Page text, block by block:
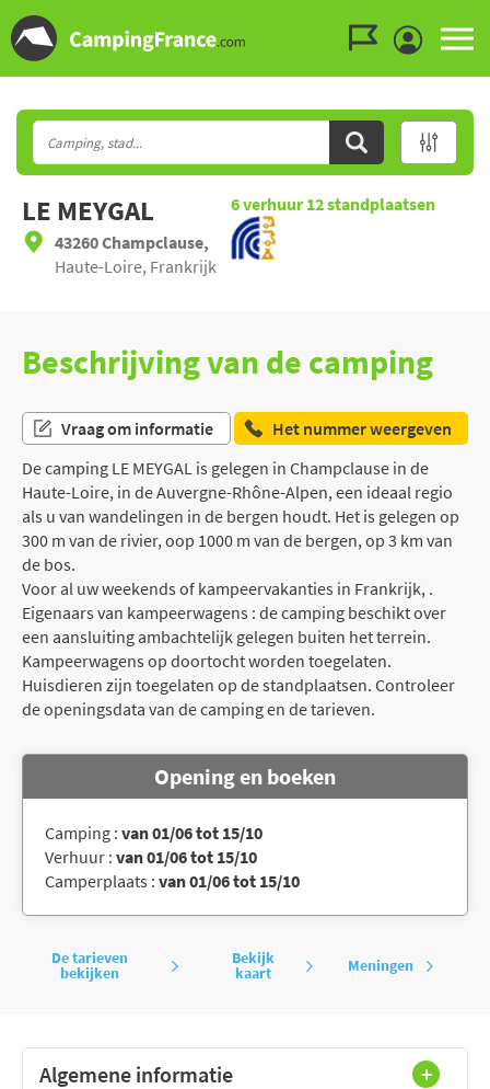
LE MEYGAL
43260 Champclause,
Haute-Loire, Frankrijk
6verhuur12standplaatsen
Beschrijving van de camping
Vraag om informatie
Het nummer weergeven
De camping LE MEYGAL is gelegen in Champclause in de
Haute-Loire, in de Auvergne-Rhône-Alpen, een ideaal regio
als u van wandelingen in de bergen houdt. Het is gelegen op
300 m van de rivier, oop 1000 m van de bergen, op 3 km van
de bos.
Voor al uw weekends of kampeervakanties in Frankrijk, .
Eigenaars van kampeerwagens : de camping beschikt over
een aansluiting ambachtelijk gelegen buiten het terrein.
Kampeerwagens op doortocht worden toegelaten.
Huisdieren zijn toegelaten op de standplaatsen. Controleer
de openingsdata van de camping en de tarieven.
Opening en boeken
Camping : van 01/06 tot 15/10
Verhuur : van 01/06 tot 15/10
Camperplaats : van 01/06 tot 15/10
De tarieven
bekijken
Bekijk
kaart Meningen
Algemene informatie